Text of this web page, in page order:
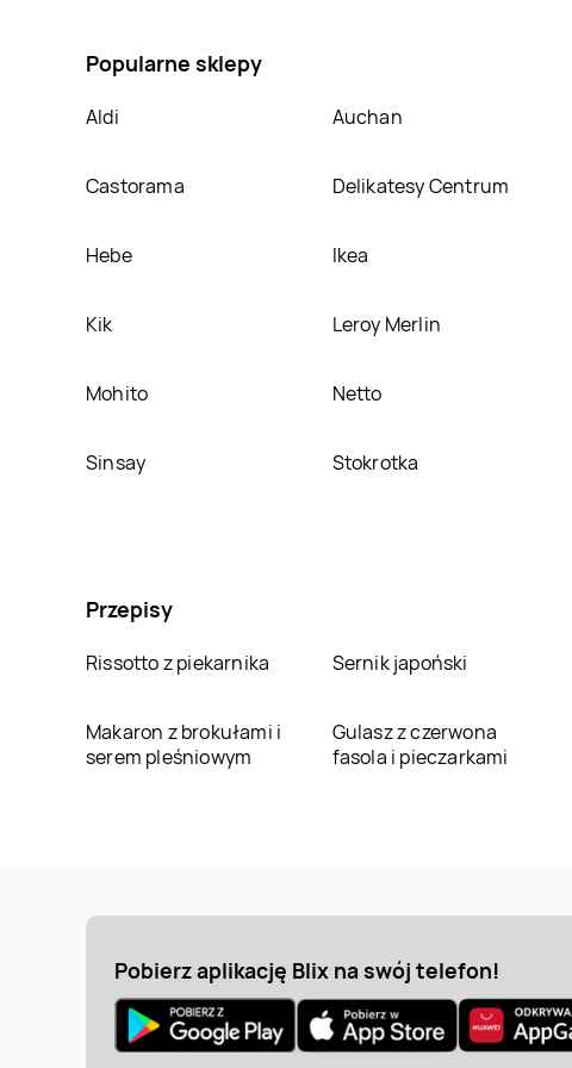
Popularne sklepy
Aldi Auchan
Castorama Delikatesy Centrum
Hebe Ikea
Kik Leroy Merlin
Mohito Netto
Sinsay Stokrotka
Przepisy
Rissotto z piekarnika Sernik japoński
Makaron z brokułami i
serem pleśniowym
Gulasz z czerwona
fasola i pieczarkami
Pobierz aplikację Blix na swój telefon!